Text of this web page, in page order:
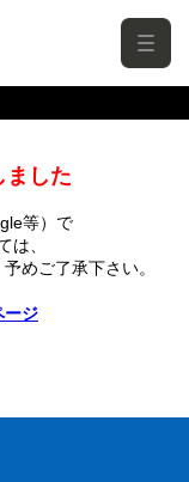
ました
等）で
は、
予めご了承下さい。
ージ